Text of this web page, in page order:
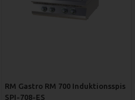
RM Gastro RM 700 Induktionsspis
SPI-708-ES